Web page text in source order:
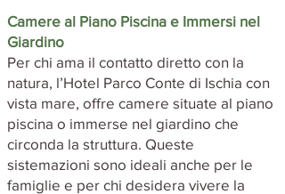
Camere al Piano Piscina e Immersi nel
Giardino
Per chi ama il contatto diretto con la
natura, l’Hotel Parco Conte di Ischia con
vista mare, offre camere situate al piano
piscina o immerse nel giardino che
circonda la struttura. Queste
sistemazioni sono ideali anche per le
famiglie e per chi desidera vivere la